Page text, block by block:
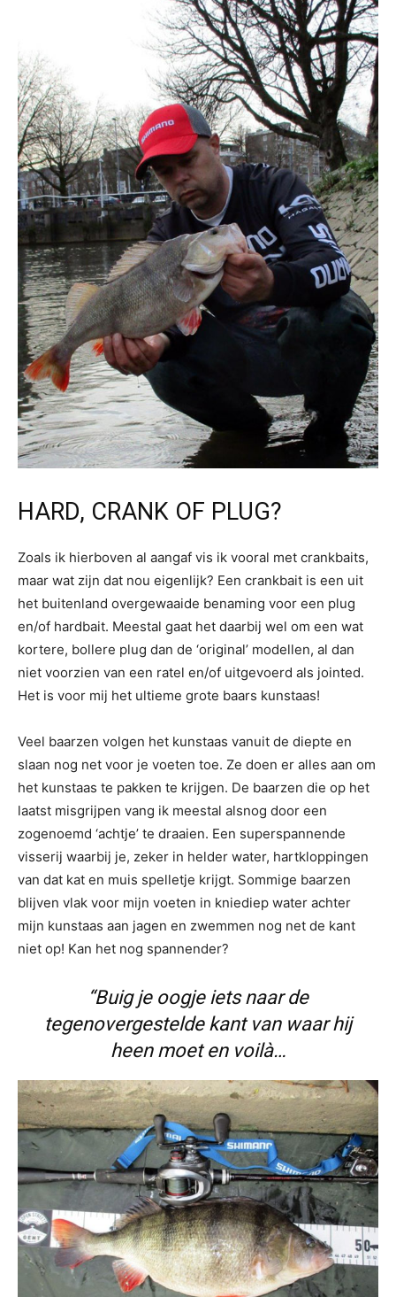
HARD, CRANK OF PLUG?
Zoals ik hierboven al aangaf vis ik vooral met crankbaits,
maar wat zijn dat nou eigenlijk? Een crankbait is een uit
het buitenland overgewaaide benaming voor een plug
en/of hardbait. Meestal gaat het daarbij wel om een wat
kortere, bollere plug dan de ‘original’ modellen, al dan
niet voorzien van een ratel en/of uitgevoerd als jointed.
Het is voor mij het ultieme grote baars kunstaas!
Veel baarzen volgen het kunstaas vanuit de diepte en
slaan nog net voor je voeten toe. Ze doen er alles aan om
het kunstaas te pakken te krijgen. De baarzen die op het
laatst misgrijpen vang ik meestal alsnog door een
zogenoemd ‘achtje’ te draaien. Een superspannende
visserij waarbij je, zeker in helder water, hartkloppingen
van dat kat en muis spelletje krijgt. Sommige baarzen
blijven vlak voor mijn voeten in kniediep water achter
mijn kunstaas aan jagen en zwemmen nog net de kant
niet op! Kan het nog spannender?
“Buig je oogje iets naar de
tegenovergestelde kant van waar hij
heen moet en voilà…